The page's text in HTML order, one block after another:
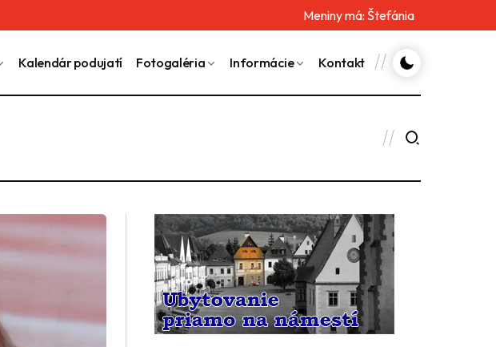
Meniny má: Štefánia
Kalendár podujatí Fotogaléria Informácie Kontakt